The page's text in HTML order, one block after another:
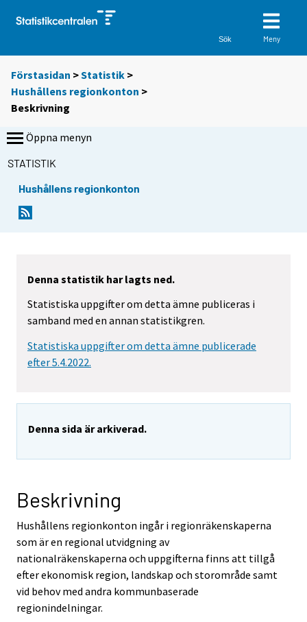
Sök Meny
Förstasidan >Statistik >
Hushållens regionkonton >
Beskrivning
Öppna menyn
STATISTIK
Hushållens regionkonton
Denna statistik har lagts ned.
Statistiska uppgifter om detta ämne publiceras i
samband med en annan statistikgren.
Statistiska uppgifter om detta ämne publicerade
efter 5.4.2022.
Denna sida är arkiverad.
Beskrivning
Hushållens regionkonton ingår i regionräkenskaperna
som är en regional utvidgning av
nationalräkenskaperna och uppgifterna finns att tillgå
efter ekonomisk region, landskap och storområde samt
vid behov med andra kommunbaserade
regionindelningar.